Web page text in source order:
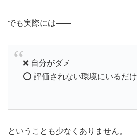
でも実際には――
❌ 自分がダメ
⭕ 評価されない環境にいるだけ
ということも少なくありません。